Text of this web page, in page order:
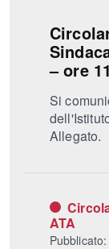
– ore
Si
Allegato.
ATA